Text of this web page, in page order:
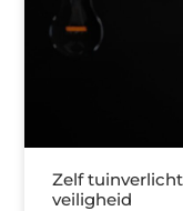
Zelf
veiligheid